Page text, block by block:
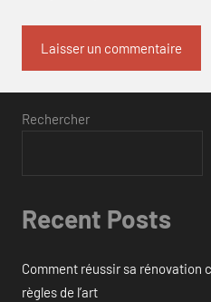
Rechercher
Recent Posts
Comment réussir sa rénovation
règles de l’art